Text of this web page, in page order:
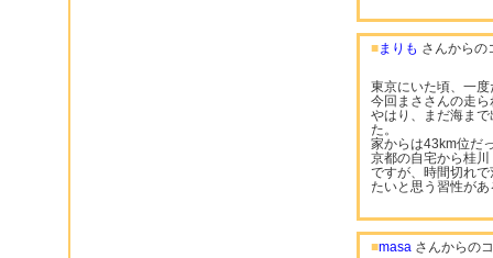
■まりも さんからの
東京にいた頃、一
今回まささんの走
やはり、まだ海ま
た。
家からは43km位だ
京都の自宅から桂
ですが、時間切れ
たいと思う習性が
■masa さんからの